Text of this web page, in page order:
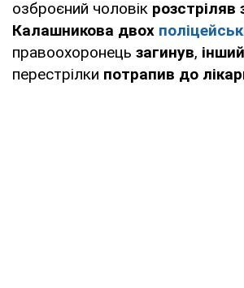
озброєний чоловік розстріляв
Калашникова двох
правоохоронець загинув, інший
перестрілки потрапив до